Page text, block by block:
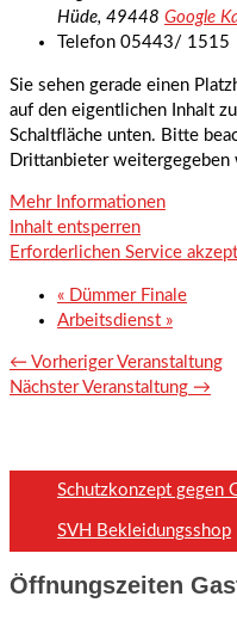
Hüde, 49448 Google
Telefon 05443/ 1515
Sie sehen gerade einen
auf den eigentlichen Inhalt
Schaltfläche unten. Bitte
Drittanbieter weitergegeben
Mehr Informationen
Inhalt entsperren
Erforderlichen Service
« Dümmer Finale
Arbeitsdienst »
← Vorheriger Veranstaltung
Nächster Veranstaltung →
Schutzkonzept gegen
SVH Bekleidungsshop
Öffnungszeiten